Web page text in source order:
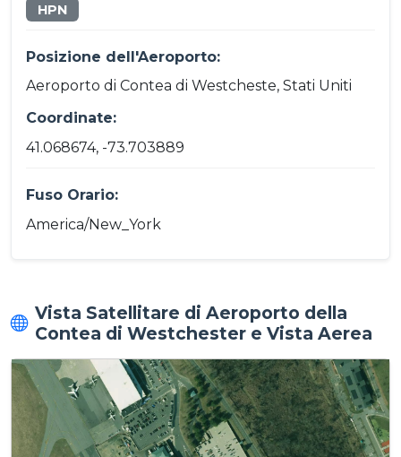
HPN
Posizione dell'Aeroporto:
Aeroporto di Contea di Westcheste, Stati Uniti
Coordinate:
41.068674, -73.703889
Fuso Orario:
America/New_York
Vista Satellitare di Aeroporto della
Contea di Westchester e Vista Aerea